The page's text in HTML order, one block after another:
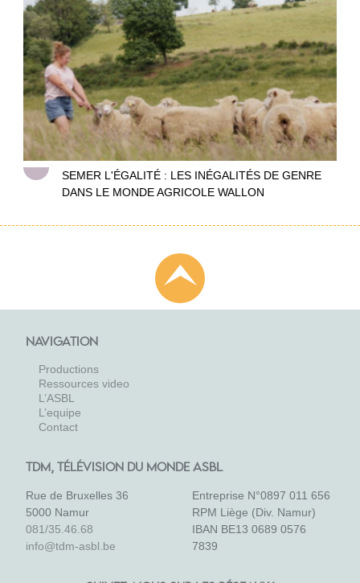
Agricultrices, semer l’égalité
SEMER L'ÉGALITÉ : LES INÉGALITÉS DE GENRE
DANS LE MONDE AGRICOLE WALLON
NAVIGATION
Productions
Ressources video
L’ASBL
L’equipe
Contact
TDM, TÉLÉVISION DU MONDE ASBL
Rue de Bruxelles 36
5000 Namur
081/35.46.68
info@tdm-asbl.be
Entreprise N°0897 011 656
RPM Liège (Div. Namur)
IBAN BE13 0689 0576
7839